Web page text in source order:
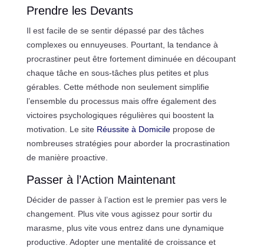
Prendre les Devants
Il est facile de se sentir dépassé par des tâches
complexes ou ennuyeuses. Pourtant, la tendance à
procrastiner peut être fortement diminuée en découpant
chaque tâche en sous-tâches plus petites et plus
gérables. Cette méthode non seulement simplifie
l’ensemble du processus mais offre également des
victoires psychologiques régulières qui boostent la
motivation. Le site Réussite à Domicilepropose de
nombreuses stratégies pour aborder la procrastination
de manière proactive.
Passer à l’Action Maintenant
Décider de passer à l’action est le premier pas vers le
changement. Plus vite vous agissez pour sortir du
marasme, plus vite vous entrez dans une dynamique
productive. Adopter une mentalité de croissance et